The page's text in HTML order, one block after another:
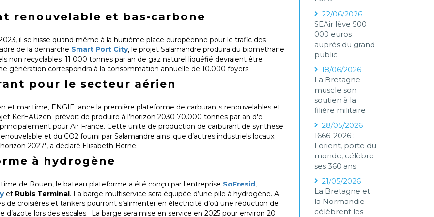
renouvelable et bas-carbone
il se hisse quand même à la huitième place européenne pour le trafic des
de la démarche Smart Port City, le projet Salamandre produira du biométhane
non recyclables. 11 000 tonnes par an de gaz naturel liquéfié devraient être
génération correspondra à la consommation annuelle de 10.000 foyers.
pour le secteur aérien
et maritime, ENGIE lance la première plateforme de carburants renouvelables et
KerEAUzen prévoit de produire à l’horizon 2030 70.000 tonnes par an d'e-
pour Air France. Cette unité de production de carburant de synthèse
et du CO2 fourni par Salamandre ainsi que d’autres industriels locaux.
2027", a déclaré Elisabeth Borne.
à hydrogène
de Rouen, le bateau plateforme a été conçu par l’entreprise SoFresid,
et Rubis Terminal. La barge multiservice sera équipée d’une pile à hydrogène. A
de croisières et tankers pourront s’alimenter en électricité d’où une réduction de
d’azote lors des escales. La barge sera mise en service en 2025 pour environ 20
22/06/2026
SEAir lève 500
000 euros
auprès du grand
public
18/06/2026
La Bretagne
muscle son
soutien à la
filière militaire
28/05/2026
1666-2026 :
Lorient, porte du
monde, célèbre
ses 360 ans
21/05/2026
La Bretagne et
la Normandie
célèbrent les